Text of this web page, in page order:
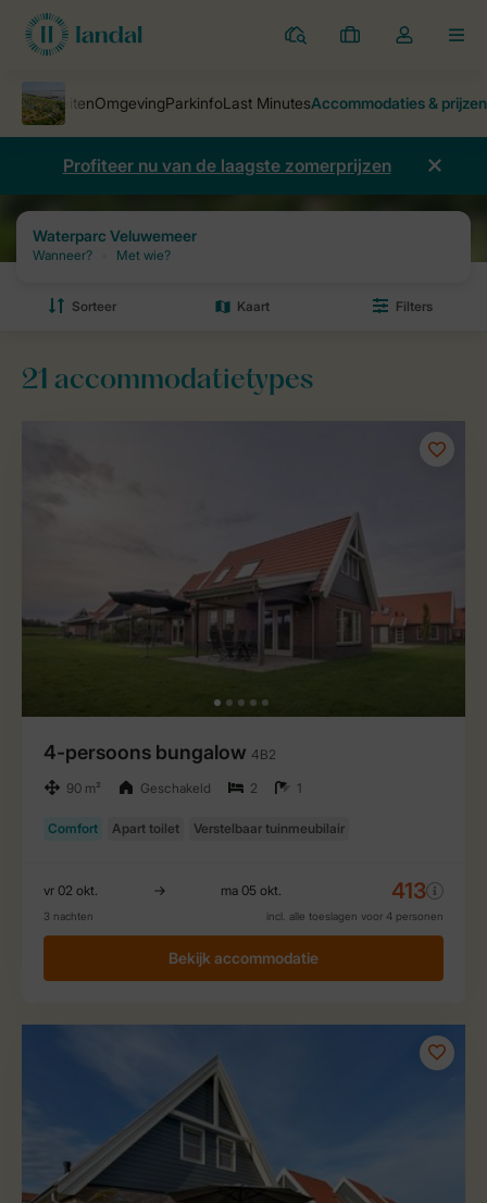
Parken
Mijn
Open
dropdown
mijn
account
Profiteer nu van de laagste zomerprijzen
Vakantieparken Waterparc Veluwemeer